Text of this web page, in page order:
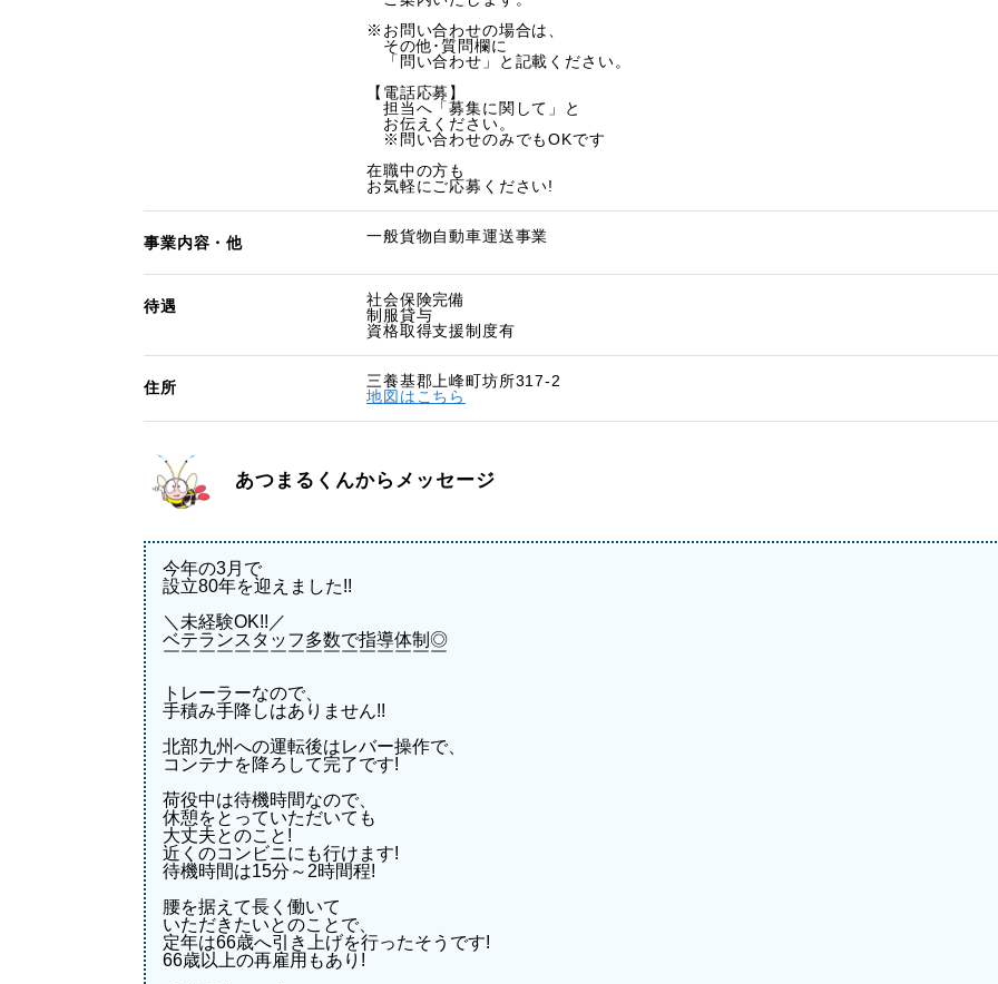
※お問い合わせの場合は、
その他･質問欄に
「問い合わせ」と記載ください。
【電話応募】
担当へ「募集に関して」と
お伝えください。
※問い合わせのみでもOKです
在職中の方も
お気軽にご応募ください!
事業内容・他 一般貨物自動車運送事業
待遇
社会保険完備
制服貸与
資格取得支援制度有
住所
三養基郡上峰町坊所317-2
地図はこちら
あつまるくんからメッセージ
今年の3月で
設立80年を迎えました!!
＼未経験OK!!／
ベテランスタッフ多数で指導体制◎
￣￣￣￣￣￣￣￣￣￣￣￣￣￣￣￣
トレーラーなので、
手積み手降しはありません!!
北部九州への運転後はレバー操作で、
コンテナを降ろして完了です!
荷役中は待機時間なので、
休憩をとっていただいても
大丈夫とのこと!
近くのコンビニにも行けます!
待機時間は15分～2時間程!
腰を据えて長く働いて
いただきたいとのことで、
定年は66歳へ引き上げを行ったそうです!
66歳以上の再雇用もあり!